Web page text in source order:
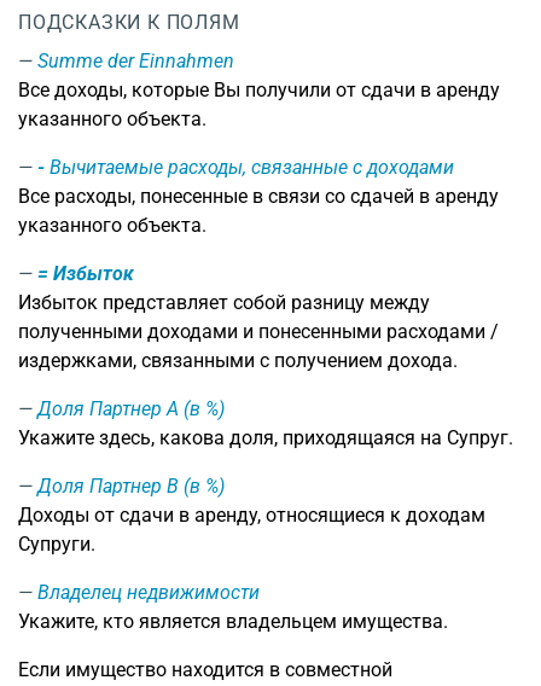
ПОДСКАЗКИ К ПОЛЯМ
Summe der Einnahmen
Все доходы, которые Вы получили от сдачи в аренду
указанного объекта.
- Вычитаемые расходы, связанные с доходами
Все расходы, понесенные в связи со сдачей в аренду
указанного объекта.
= Избыток
Избыток представляет собой разницу между
полученными доходами и понесенными расходами /
издержками, связанными с получением дохода.
Доля Партнер А (в %)
Укажите здесь, какова доля, приходящаяся на Супруг.
Доля Партнер B (в %)
Доходы от сдачи в аренду, относящиеся к доходам
Супруги.
Владелец недвижимости
Укажите, кто является владельцем имущества.
Если имущество находится в совместной